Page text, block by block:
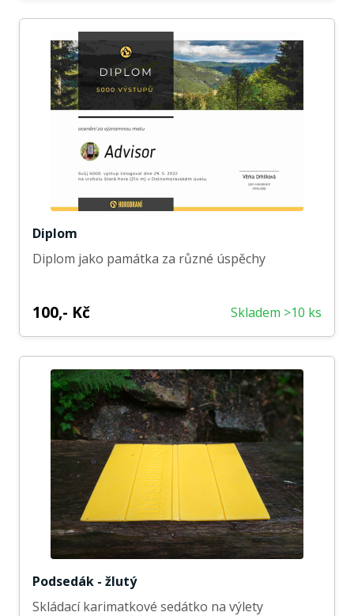
Diplom
Diplom jako památka za různé úspěchy
100,- Kč Skladem >10 ks
Podsedák - žlutý
Skládací karimatkové sedátko na výlety